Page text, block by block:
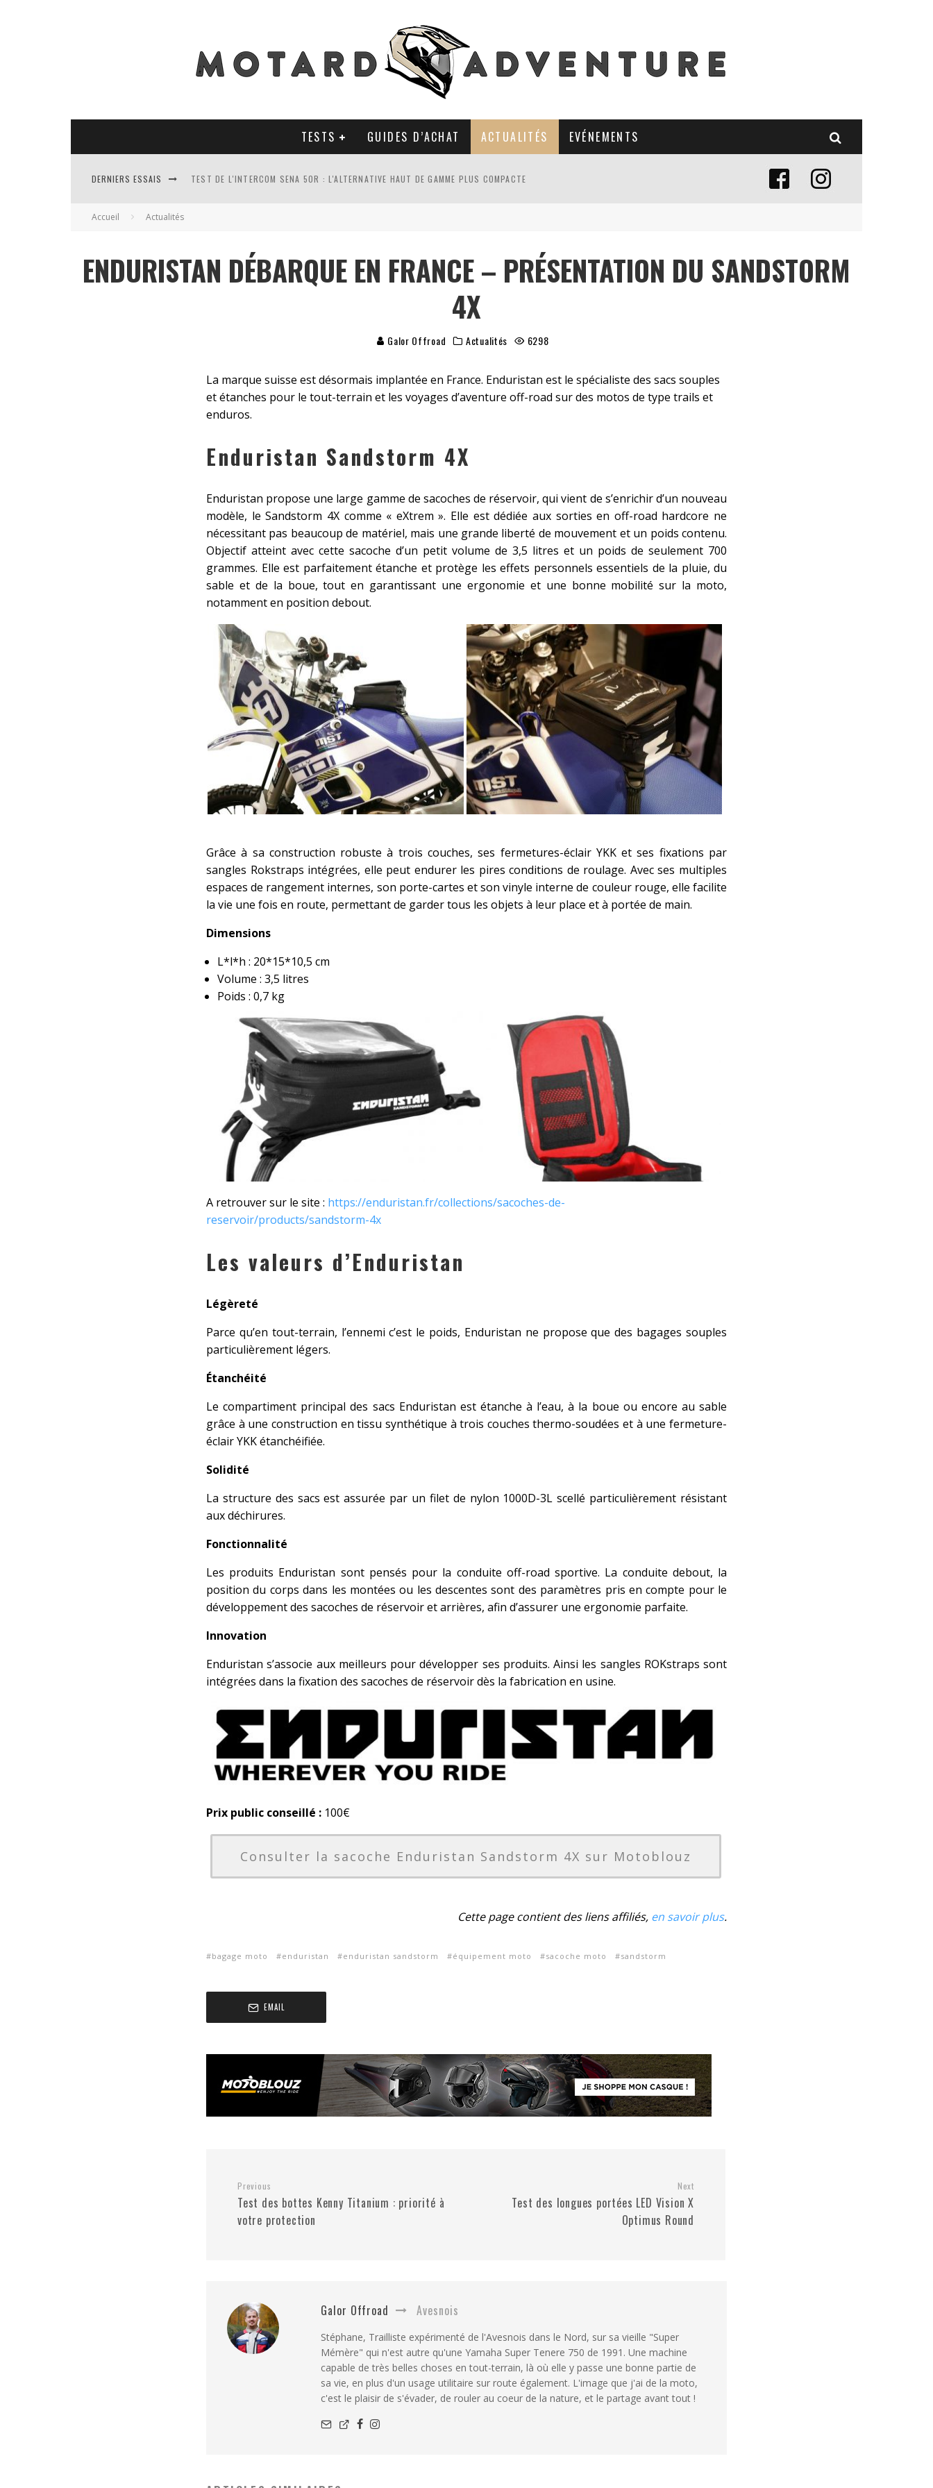
TESTS GUIDES D’ACHAT ACTUALITÉS EVÉNEMENTS
DERNIERS ESSAIS TEST DE L'INTERCOM SENA 50R : L'ALTERNATIVE HAUT DE GAMME PLUS COMPACTE
TEST COMPLET DU GEORIDE 3 APRÈS 18 MOIS D’UTILISATION : LE TRACKER GPS AVEC UN TEMPS D’AVANCE (MISE À JOUR 2024)
Accueil Actualités
ENDURISTAN DÉBARQUE EN FRANCE – PRÉSENTATION DU SANDSTORM
4X
Galor Offroad Actualités 6298
La marque suisse est désormais implantée en France. Enduristan est le spécialiste des sacs souples
et étanches pour le tout-terrain et les voyages d’aventure off-road sur des motos de type trails et
enduros.
Enduristan Sandstorm 4X
Enduristan propose une large gamme de sacoches de réservoir, qui vient de s’enrichir d’un nouveau
modèle, le Sandstorm 4Xcomme « eXtrem ». Elle est dédiée aux sorties en off-road hardcore ne
nécessitant pas beaucoup de matériel, mais une grande liberté de mouvement et un poids contenu.
Objectif atteint avec cette sacoche d’un petit volume de 3,5 litres et un poids de seulement 700
grammes. Elle est parfaitement étanche et protège les effets personnels essentiels de la pluie, du
sable et de la boue, tout en garantissant une ergonomie et une bonne mobilité sur la moto,
notamment en position debout.
Grâce à sa construction robuste à trois couches, ses fermetures-éclair YKK et ses fixations par
sangles Rokstraps intégrées, elle peut endurer les pires conditions de roulage. Avec ses multiples
espaces de rangement internes, son porte-cartes et son vinyle interne de couleur rouge, elle facilite
la vie une fois en route, permettant de garder tous les objets à leur place et à portée de main.
Dimensions
L*l*h : 20*15*10,5 cm
Volume : 3,5 litres
Poids : 0,7 kg
A retrouver sur le site : https://enduristan.fr/collections/sacoches-de-
reservoir/products/sandstorm-4x
Les valeurs d’Enduristan
Légèreté
Parce qu’en tout-terrain, l’ennemi c’est le poids, Enduristan ne propose que des bagages souples
particulièrement légers.
Étanchéité
Le compartiment principal des sacs Enduristan est étanche à l’eau, à la boue ou encore au sable
grâce à une construction en tissu synthétique à trois couches thermo-soudées et à une fermeture-
éclair YKK étanchéifiée.
Solidité
La structure des sacs est assurée par un filet de nylon 1000D-3L scellé particulièrement résistant
aux déchirures.
Fonctionnalité
Les produits Enduristan sont pensés pour la conduite off-road sportive. La conduite debout, la
position du corps dans les montées ou les descentes sont des paramètres pris en compte pour le
développement des sacoches de réservoir et arrières, afin d’assurer une ergonomie parfaite.
Innovation
Enduristan s’associe aux meilleurs pour développer ses produits. Ainsi les sangles ROKstraps sont
intégrées dans la fixation des sacoches de réservoir dès la fabrication en usine.
Prix public conseillé : 100€
Consulter la sacoche Enduristan Sandstorm 4X sur Motoblouz
Cette page contient des liens affiliés, en savoir plus.
bagage moto enduristan enduristan sandstorm équipement moto sacoche moto sandstorm
EMAIL
Previous
Test des bottes Kenny Titanium : priorité à
votre protection
Next
Test des longues portées LED Vision X
Optimus Round
Galor Offroad Avesnois
Stéphane, Trailliste expérimenté de l'Avesnois dans le Nord, sur sa vieille "Super
Mémère" qui n'est autre qu'une Yamaha Super Tenere 750 de 1991. Une machine
capable de très belles choses en tout-terrain, là où elle y passe une bonne partie de
sa vie, en plus d'un usage utilitaire sur route également. L'image que j'ai de la moto,
c'est le plaisir de s'évader, de rouler au coeur de la nature, et le partage avant tout !